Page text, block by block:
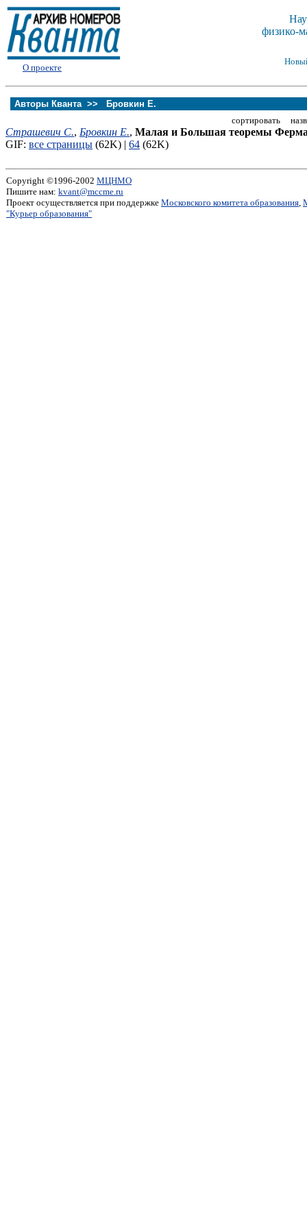
О проекте
физико-
Авторы Кванта >>
Бровкин Е.
сортировать
Страшевич С., Бровкин Е., Малая и Большая теоремы
GIF: все страницы (62K) | 64 (62K)
Copyright ©1996-2002 МЦНМО
Пишите нам: kvant@mccme.ru
Проект осуществляется при поддержке Московского комитета образования,
"Курьер образования"